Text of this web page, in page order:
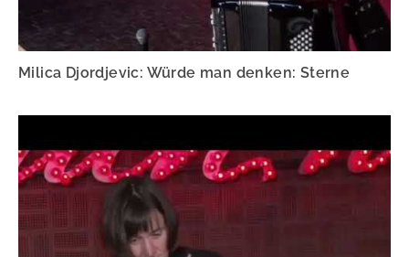
Milica Djordjevic: Würde man denken: Sterne